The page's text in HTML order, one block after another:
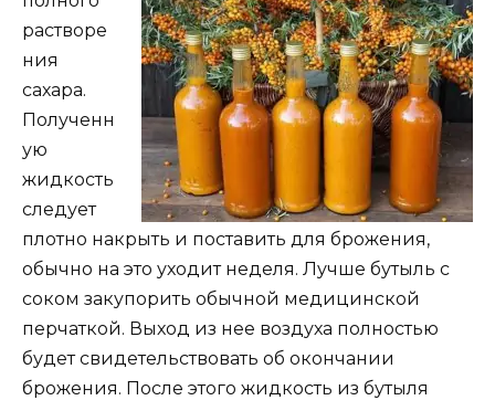
растворе
ния
сахара.
Полученн
ую
жидкость
следует
плотно накрыть и поставить для брожения,
обычно на это уходит неделя. Лучше бутыль с
соком закупорить обычной медицинской
перчаткой. Выход из нее воздуха полностью
будет свидетельствовать об окончании
брожения. После этого жидкость из бутыля